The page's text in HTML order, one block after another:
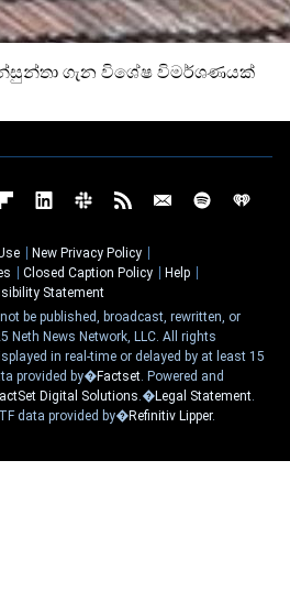
ගැන විශේෂ විමර්ශණයක්
New Privacy Policy
Closed Caption Policy
Help
Statement
be published, broadcast, rewritten, or
Neth News Network, LLC. All rights
in real-time or delayed by at least 15
provided by�Factset. Powered and
Digital Solutions.�Legal Statement.
data provided by�Refinitiv Lipper.